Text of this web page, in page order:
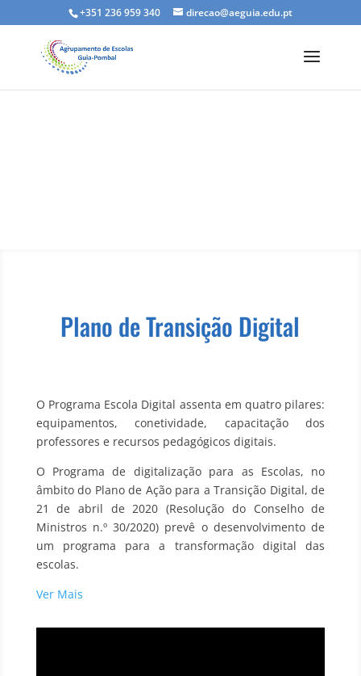
+351 236 959 340 direcao@aeguia.edu.pt
Plano de Transição Digital
O Programa Escola Digital assenta em quatro pilares:
equipamentos, conetividade, capacitação dos
professores e recursos pedagógicos digitais.
O Programa de digitalização para as Escolas, no
âmbito do Plano de Ação para a Transição Digital, de
21 de abril de 2020 (Resolução do Conselho de
Ministros n.º 30/2020) prevê o desenvolvimento de
um programa para a transformação digital das
escolas.
Ver Mais